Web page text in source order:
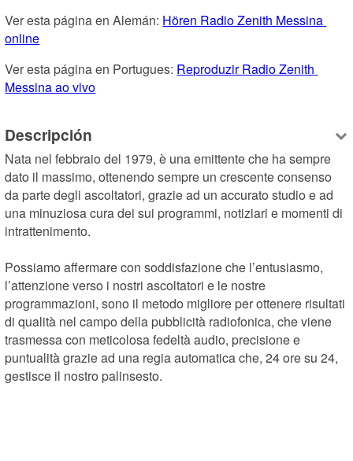
Ver esta página en Alemán: Hören Radio Zenith Messina
online
Ver esta página en Portugues: Reproduzir Radio Zenith
Messina ao vivo
Descripción
Nata nel febbraio del 1979, è una emittente che ha sempre
dato il massimo, ottenendo sempre un crescente consenso
da parte degli ascoltatori, grazie ad un accurato studio e ad
una minuziosa cura dei sui programmi, notiziari e momenti di
intrattenimento.
Possiamo affermare con soddisfazione che l’entusiasmo,
l’attenzione verso i nostri ascoltatori e le nostre
programmazioni, sono il metodo migliore per ottenere risultati
di qualità nel campo della pubblicità radiofonica, che viene
trasmessa con meticolosa fedeltà audio, precisione e
puntualità grazie ad una regia automatica che, 24 ore su 24,
gestisce il nostro palinsesto.